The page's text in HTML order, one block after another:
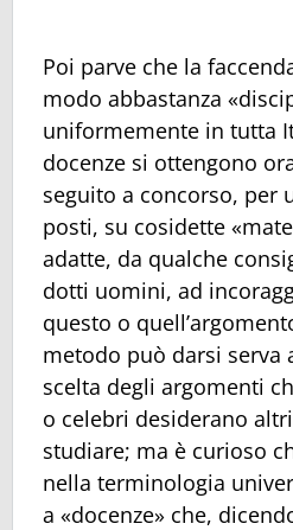
Poi parve che la
modo abbastanza
uniformemente in tutta
docenze si ottengono
seguito a concorso, per
posti, su cosidette
adatte, da qualche
dotti uomini, ad
questo o
metodo può darsi serva
scelta degli argomenti
o celebri desiderano
studiare; ma è curioso
nella terminologia
a «docenze» che,